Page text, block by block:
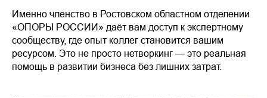
Именно членство в Ростовском областном отделении
«ОПОРЫ РОССИИ» даёт вам доступ к экспертному
сообществу, где опыт коллег становится вашим
ресурсом. Это не просто нетворкинг — это реальная
помощь в развитии бизнеса без лишних затрат.